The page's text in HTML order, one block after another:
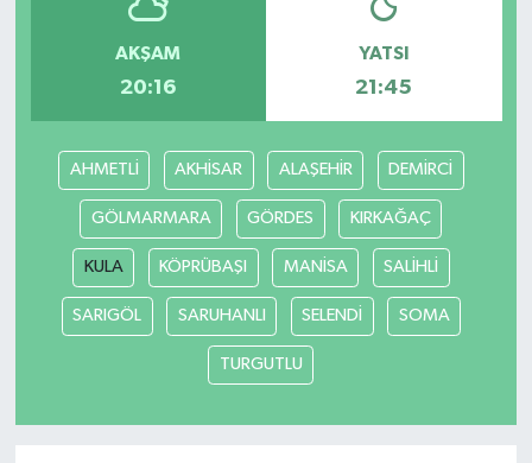
AKŞAM
20:16
YATSI
21:45
AHMETLİ AKHİSAR ALAŞEHİR DEMİRCİ
GÖLMARMARA GÖRDES KIRKAĞAÇ
KULA KÖPRÜBAŞI MANİSA SALİHLİ
SARIGÖL SARUHANLI SELENDİ SOMA
TURGUTLU